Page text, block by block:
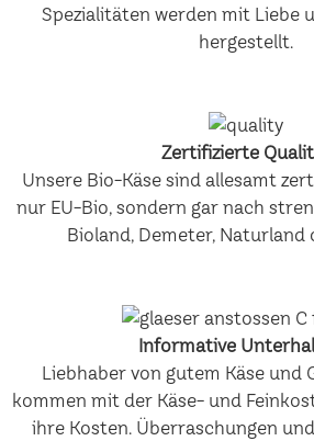
Spezialitäten werden mit Liebe
hergestellt.
Zertifizierte
Unsere Bio-Käse sind allesamt
nur EU-Bio, sondern gar nach
Bioland, Demeter, Naturland
Informative
Liebhaber von gutem Käse und
kommen mit der Käse- und
ihre Kosten. Überraschungen